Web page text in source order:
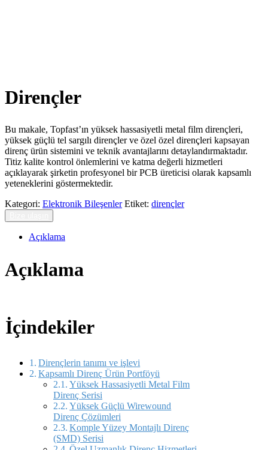
Dirençler
Bu makale, Topfast’ın yüksek hassasiyetli metal film dirençleri,
yüksek güçlü tel sargılı dirençler ve özel özel dirençleri kapsayan
direnç ürün sistemini ve teknik avantajlarını detaylandırmaktadır.
Titiz kalite kontrol önlemlerini ve katma değerli hizmetleri
açıklayarak şirketin profesyonel bir PCB üreticisi olarak kapsamlı
yeteneklerini göstermektedir.
Kategori: Elektronik Bileşenler Etiket: dirençler
Açıklama
Açıklama
İçindekiler
Dirençlerin tanımı ve işlevi
Kapsamlı Direnç Ürün Portföyü
Yüksek Hassasiyetli Metal Film
Direnç Serisi
Yüksek Güçlü Wirewound
Direnç Çözümleri
Komple Yüzey Montajlı Direnç
(SMD) Serisi